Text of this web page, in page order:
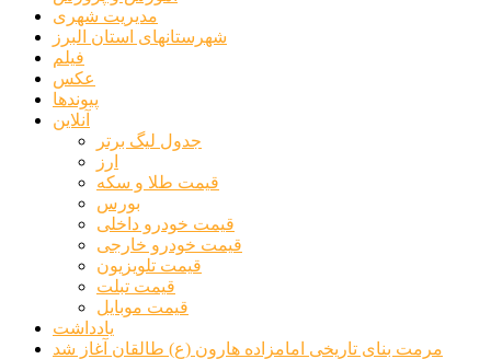
مدیریت شهری
شهرستانهای استان البرز
فیلم
عکس
پیوندها
آنلاین
جدول لیگ برتر
ارز
قیمت طلا و سکه
بورس
قیمت خودرو داخلی
قیمت خودرو خارجی
قیمت تلویزیون
قیمت تبلت
قیمت موبایل
یادداشت
مرمت بنای تاریخی امامزاده هارون (ع) طالقان آغاز شد